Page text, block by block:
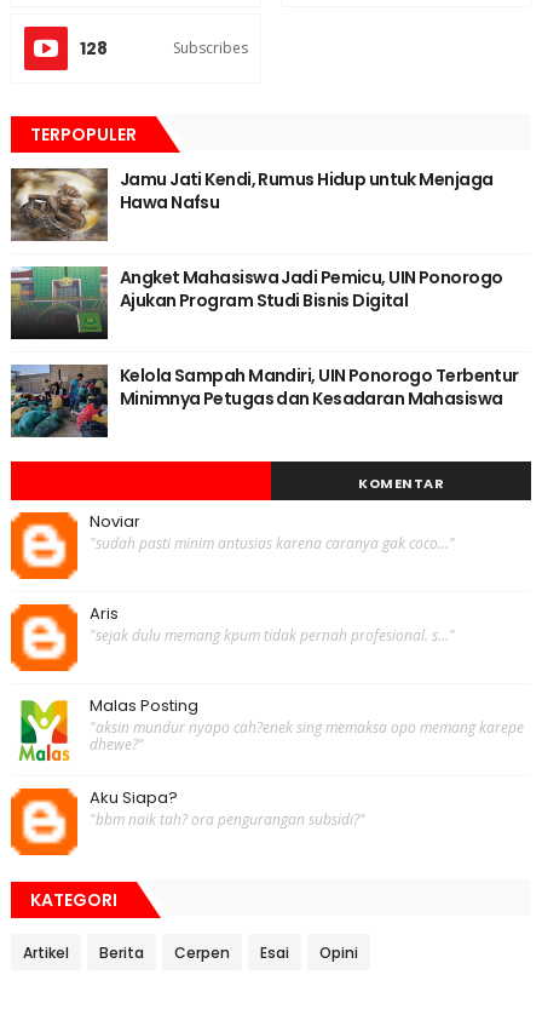
128 Subscribes
TERPOPULER
Jamu Jati Kendi, Rumus Hidup untuk Menjaga
Hawa Nafsu
Angket Mahasiswa Jadi Pemicu, UIN Ponorogo
Ajukan Program Studi Bisnis Digital
Kelola Sampah Mandiri, UIN Ponorogo Terbentur
Minimnya Petugas dan Kesadaran Mahasiswa
KOMENTAR
Noviar
"sudah pasti minim antusias karena caranya gak coco..."
Aris
"sejak dulu memang kpum tidak pernah profesional. s..."
Malas Posting
"aksin mundur nyapo cah?enek sing memaksa opo memang karepe
dhewe?"
Aku Siapa?
"bbm naik tah? ora pengurangan subsidi?"
KATEGORI
Artikel Berita Cerpen Esai Opini